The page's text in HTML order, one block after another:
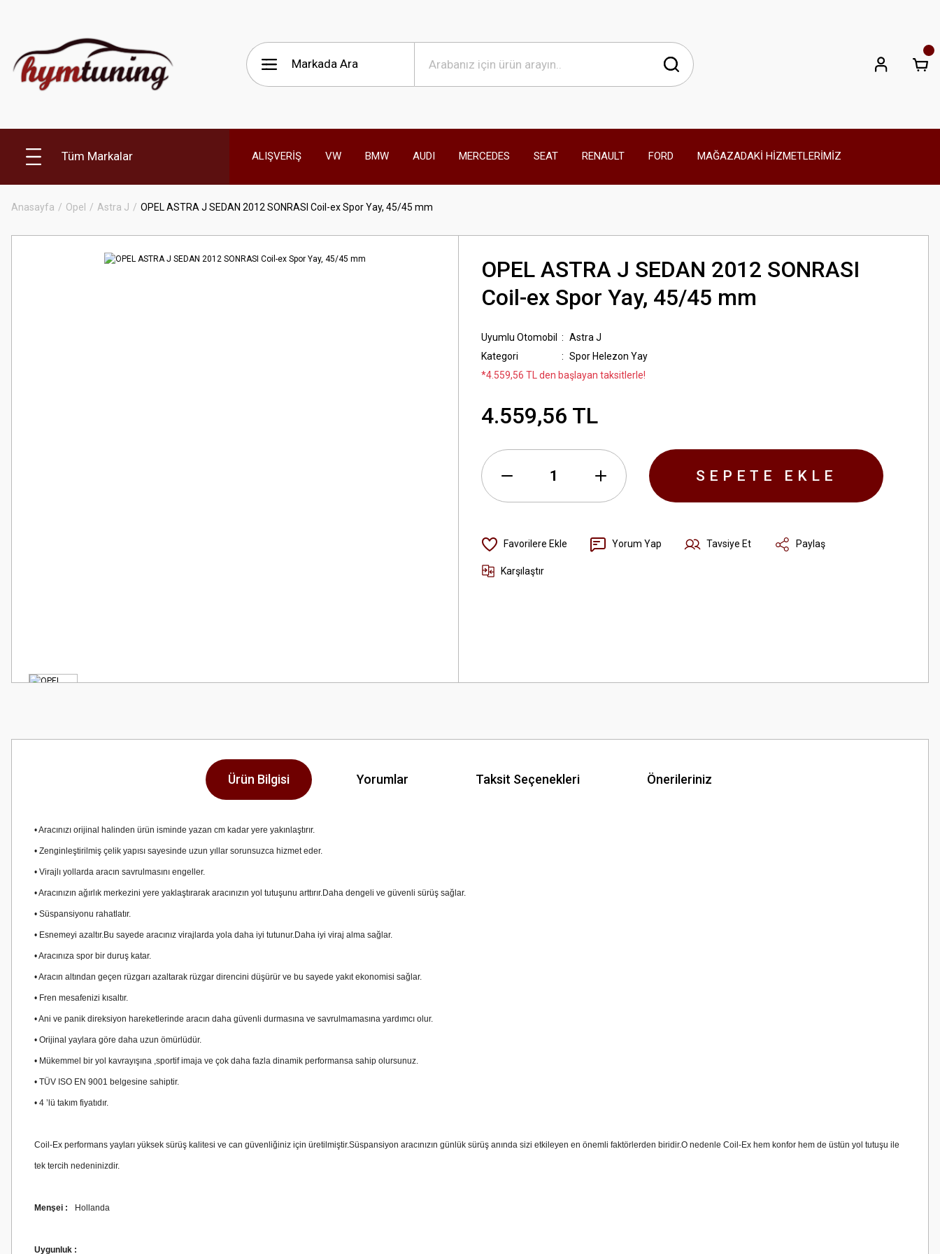
Tüm Markalar ALIŞVERİŞ VW BMW AUDI MERCEDES SEAT RENAULT FORD MAĞAZADAKİ HİZMETLERİMİZ
Anasayfa Opel Astra J OPEL ASTRA J SEDAN 2012 SONRASI Coil-ex Spor Yay, 45/45 mm
OPEL ASTRA J SEDAN 2012 SONRASI
Coil-ex Spor Yay, 45/45 mm
Uyumlu Otomobil
Astra J
Kategori
Spor Helezon Yay
*4.559,56 TL den başlayan taksitlerle!
4.559,56 TL
SEPETE EKLE
Yorum Yap Tavsiye Et Paylaş
Karşılaştır
Ürün Bilgisi Yorumlar Taksit Seçenekleri Önerileriniz
• Aracınızı orijinal halinden ürün isminde yazan cm kadar yere yakınlaştırır.
• Zenginleştirilmiş çelik yapısı sayesinde uzun yıllar sorunsuzca hizmet eder.
• Virajlı yollarda aracın savrulmasını engeller.
• Aracınızın ağırlık merkezini yere yaklaştırarak aracınızın yol tutuşunu arttırır.Daha dengeli ve güvenli sürüş sağlar.
• Süspansiyonu rahatlatır.
• Esnemeyi azaltır.Bu sayede aracınız virajlarda yola daha iyi tutunur.Daha iyi viraj alma sağlar.
• Aracınıza spor bir duruş katar.
• Aracın altından geçen rüzgarı azaltarak rüzgar direncini düşürür ve bu sayede yakıt ekonomisi sağlar.
• Fren mesafenizi kısaltır.
• Ani ve panik direksiyon hareketlerinde aracın daha güvenli durmasına ve savrulmamasına yardımcı olur.
• Orijinal yaylara göre daha uzun ömürlüdür.
• Mükemmel bir yol kavrayışına ,sportif imaja ve çok daha fazla dinamik performansa sahip olursunuz.
• TÜV ISO EN 9001 belgesine sahiptir.
• 4 ’lü takım fiyatıdır.
Coil-Ex performans yayları yüksek sürüş kalitesi ve can güvenliğiniz için üretilmiştir.Süspansiyon aracınızın günlük sürüş anında sizi etkileyen en önemli faktörlerden biridir.O nedenle Coil-Ex hem konfor hem de üstün yol tutuşu ile
tek tercih nedeninizdir.
Menşei : Hollanda
Uygunluk :